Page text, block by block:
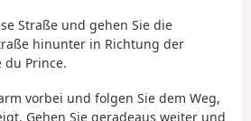
Straße und gehen Sie die
hinunter in Richtung der
du Prince.
vorbei und folgen Sie dem Weg,
Gehen Sie geradeaus weiter und